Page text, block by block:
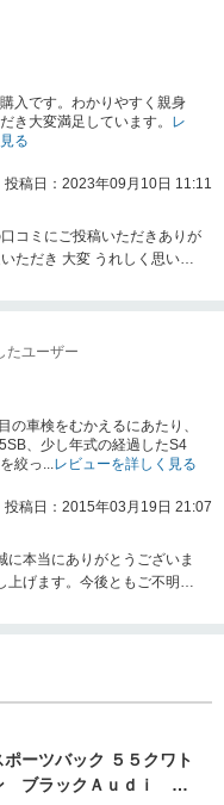
入です。わかりやすく親身
き大変満足しています。 レ
る
投稿日：2023年09月10日 11:11
コミにご投稿いただきありが
ただき 大変 うれしく思いま
さいませ。 今後ともよろしく
たユーザー
の車検をむかえるにあたり、
、少し年式の経過したS4
絞っ... レビューを詳しく見る
投稿日：2015年03月19日 21:07
本当にありがとうございま
げます。今後ともご不明点
たします。
ポーツバック ５５クワト
ブラックＡｕｄｉ ｒ